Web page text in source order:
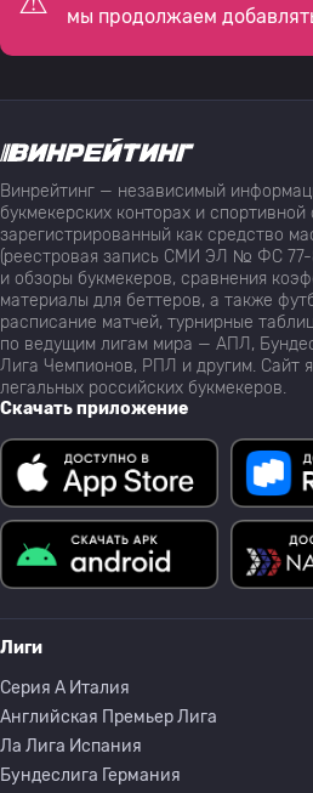
мы продолжаем
Винрейтинг — независимый
букмекерских конторах и спортивной
зарегистрированный как средство
(реестровая запись СМИ ЭЛ № ФС 77-
и обзоры букмекеров, сравнения
материалы для беттеров, а также
расписание матчей, турнирные
по ведущим лигам мира — АПЛ,
Лига Чемпионов, РПЛ и другим. Сайт
легальных российских букмекеров.
Скачать приложение
Лиги
Серия A Италия
Английская Премьер Лига
Ла Лига Испания
Бундеслига Германия